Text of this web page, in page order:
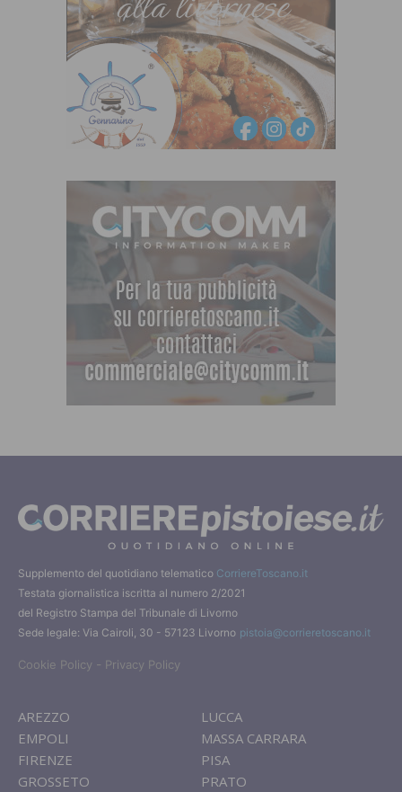
Supplemento del quotidiano telematico CorriereToscano.it
Testata giornalistica iscritta al numero 2/2021
del Registro Stampa del Tribunale di Livorno
Sede legale: Via Cairoli, 30 - 57123 Livorno pistoia@corrieretoscano.it
Cookie Policy - Privacy Policy
AREZZO
EMPOLI
FIRENZE
GROSSETO
LUCCA
MASSA CARRARA
PISA
PRATO